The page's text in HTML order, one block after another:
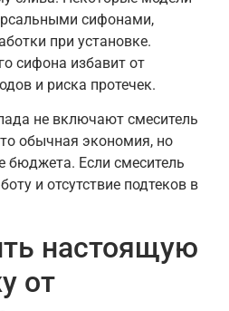
сифонами,
при установке.
сифона избавит от
и риска протечек.
не включают смеситель
обычная экономия, но
бюджета. Если смеситель
и отсутствие подтеков в
настоящую
от